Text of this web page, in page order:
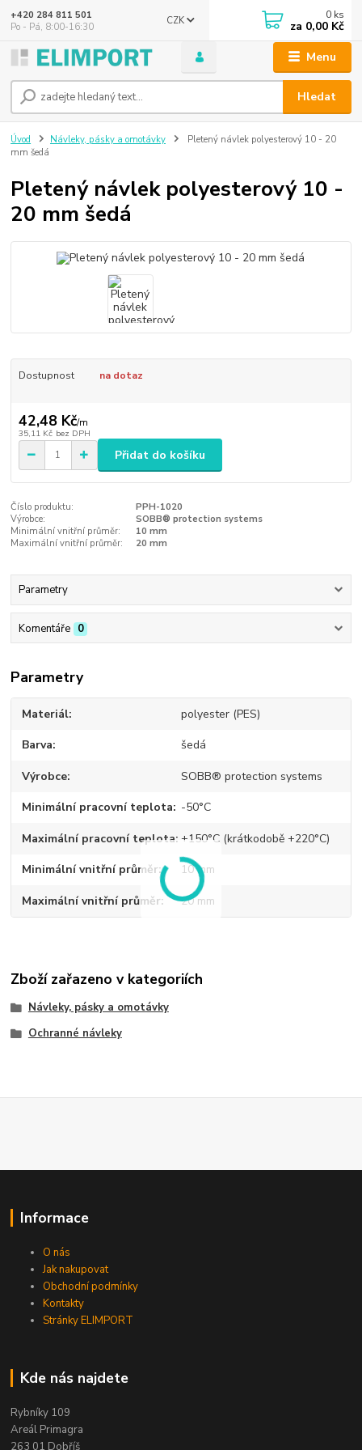
Menu
CZK
Hledat
+420 284 811 501
Po - Pá, 8:00-16:30
0 ks
za 0,00 Kč
Úvod Návleky, pásky a omotávky
Pletený návlek polyesterový 10 - 20
mm šedá
Pletený návlek polyesterový 10 -
20 mm šedá
Dostupnost na dotaz
42,48 Kč/m
35,11 Kč bez DPH
Přidat do košíku
Číslo produktu:
PPH-1020
Výrobce:
SOBB® protection systems
Minimální vnitřní průměr:
10 mm
Maximální vnitřní průměr:
20 mm
Parametry
Komentáře 0
Parametry
Materiál polyester (PES)
Barva šedá
Výrobce SOBB® protection systems
Minimální pracovní teplota -50°C
Maximální pracovní teplota +150°C (krátkodobě +220°C)
Minimální vnitřní průměr 10 mm
Maximální vnitřní průměr 20 mm
Zboží zařazeno v kategoriích
Návleky, pásky a omotávky
Ochranné návleky
Informace
O nás
Jak nakupovat
Obchodní podmínky
Kontakty
Stránky ELIMPORT
Kde nás najdete
Rybníky 109
Areál Primagra
263 01 Dobříš